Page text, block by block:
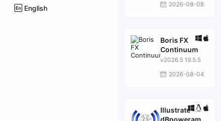
English
2026-08-08
Boris FX
Continuum
v2026.5 19.5.5
2026-08-04
Illustrate
dBpoweramp